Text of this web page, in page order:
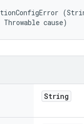
Throwable cause)
String